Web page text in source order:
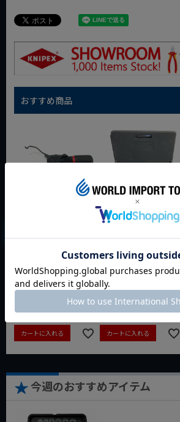
おすすめ商品
動画あり 夏セール
定価 ¥6,248
カートに入れる
WIT マグネットツー
ルマット ブラック
動画あり
定価
¥3,465税込
カートに入れる
今週のおすすめアイテム